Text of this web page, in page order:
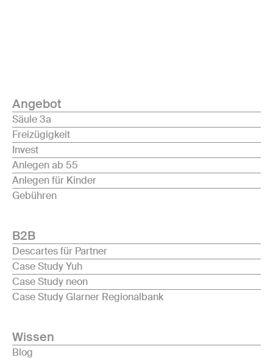
Angebot
Säule 3a
Freizügigkeit
Invest
Anlegen ab 55
Anlegen für Kinder
Gebühren
B2B
Descartes für Partner
Case Study Yuh
Case Study neon
Case Study Glarner Regionalbank
Wissen
Blog